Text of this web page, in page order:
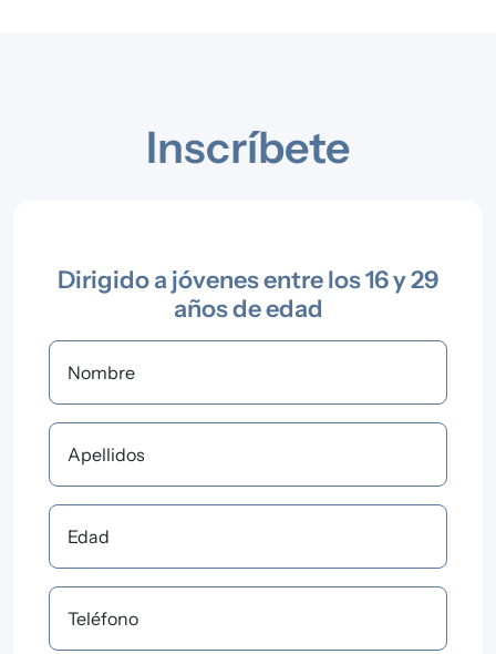
Inscríbete
Dirigido a jóvenes entre los 16 y 29
años de edad
Nombre
Apellidos
Edad
Teléfono